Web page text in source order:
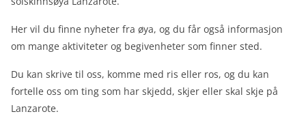
Her vil du finne nyheter fra øya, og du får også informasjon
om mange aktiviteter og begivenheter som finner sted.
Du kan skrive til oss, komme med ris eller ros, og du kan
fortelle oss om ting som har skjedd, skjer eller skal skje på
Lanzarote.